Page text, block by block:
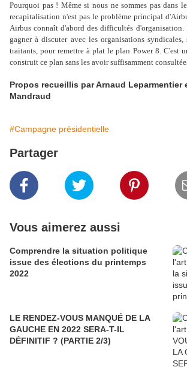
Pourquoi pas ! Même si nous ne sommes pas dans
recapitalisation n'est pas le problème principal
Airbus connaît d'abord des difficultés
gagner à discuter avec les organisations syndicales,
traitants, pour remettre à plat le plan Power 8. C'est
construit ce plan sans les avoir suffisamment
Propos recueillis par Arnaud Leparmentier
Mandraud
#Campagne présidentielle
Partager
Vous aimerez aussi
Comprendre la situation politique
issue des élections du printemps
2022
LE RENDEZ-VOUS MANQUÉ DE LA
GAUCHE EN 2022 SERA-T-IL
DÉFINITIF ? (PARTIE 2/3)